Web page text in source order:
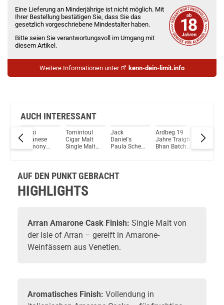
Du willst Kröten sparen?
Schau mal hier!
OVNS JC02 1ml 650mAh Pod System Kit Milky Way
Eine Lieferung an Minderjährige ist nicht möglich. Mit
Ihrer Bestellung bestätigen Sie, dass Sie das
gesetzlich vorgeschriebene Mindestalter haben.
Bitte seien Sie verantwortungsvoll im Umgang mit
diesem Artikel.
Weitere Informationen unter kenn-dein-limit.info
AUCH INTERESSANT
Hibiki
Japanese
Harmony
Tomintoul
Cigar Malt
Single Malt
Jack
Daniel's
Paula Scher
Ardbeg 19
Jahre Traigh
Bhan Batch
A Tale
AUF DEN PUNKT GEBRACHT
HIGHLIGHTS
Arran Amarone Cask Finish: Single Malt von
der Isle of Arran – gereift in Amarone-
Weinfässern aus Venetien.
Aromatisches Finish: Vollendung in